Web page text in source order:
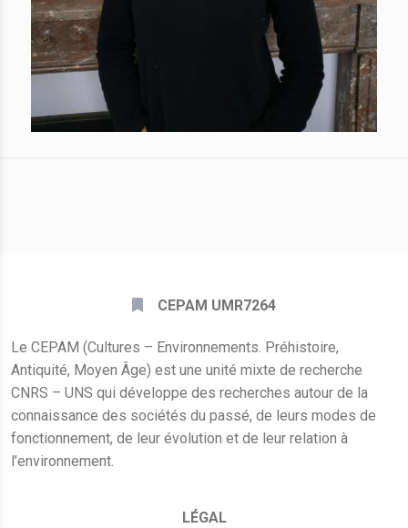
CEPAM UMR7264
Le CEPAM (Cultures – Environnements. Préhistoire,
Antiquité, Moyen Âge) est une unité mixte de recherche
CNRS – UNS qui développe des recherches autour de la
connaissance des sociétés du passé, de leurs modes de
fonctionnement, de leur évolution et de leur relation à
l’environnement.
LÉGAL